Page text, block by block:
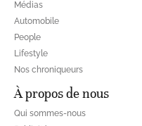
Médias
Automobile
People
Lifestyle
Nos chroniqueurs
À propos de nous
Qui sommes-nous